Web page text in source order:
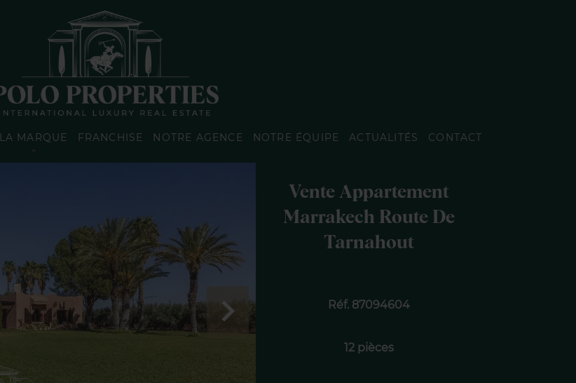
LA MARQUE FRANCHISE NOTRE AGENCE NOTRE ÉQUIPE ACTUALITÉS CONTACT
Vente Appartement
Marrakech Route De
Tarnahout
Réf. 87094604
12 pièces